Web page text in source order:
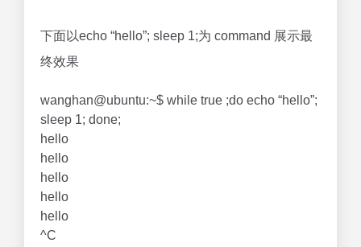
下面以echo “hello”; sleep 1;为 command 展示最
终效果
wanghan@ubuntu:~$ while true ;do echo “hello”;
sleep 1; done;
hello
hello
hello
hello
hello
^C